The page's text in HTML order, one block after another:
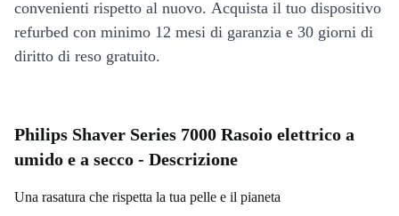
convenienti rispetto al nuovo. Acquista il tuo dispositivo
refurbed con minimo 12 mesi di garanzia e 30 giorni di
diritto di reso gratuito.
Philips Shaver Series 7000 Rasoio elettrico a
umido e a secco - Descrizione
Una rasatura che rispetta la tua pelle e il pianeta